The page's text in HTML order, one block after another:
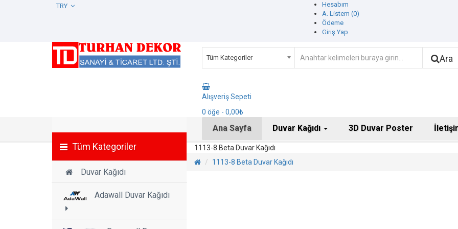
Hesabım
A. Listem (0)
Ödeme
Giriş Yap
Tüm Kategoriler Ara
Alışveriş Sepeti
0 öğe - 0,00₺
Tüm Kategoriler
Duvar Kağıdı
Adawall Duvar Kağıdı
Ana Sayfa Duvar Kağıdı 3D Duvar Poster
1113-8 Beta Duvar Kağıdı
1113-8 Beta Duvar Kağıdı